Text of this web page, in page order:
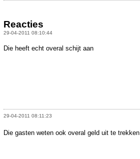
Reacties
29-04-2011 08:10:44
Die heeft echt overal schijt aan
29-04-2011 08:11:23
Die gasten weten ook overal geld uit te trekken